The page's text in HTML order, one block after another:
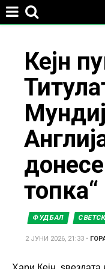
Кејн
топка“
ФУДБАЛ
2 ЈУНИ 2026, 21:33 •